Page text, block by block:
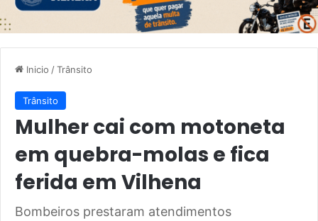
Inicio /Trânsito
Trânsito
Mulher cai com motoneta
em quebra-molas e fica
ferida em Vilhena
Bombeiros prestaram atendimentos